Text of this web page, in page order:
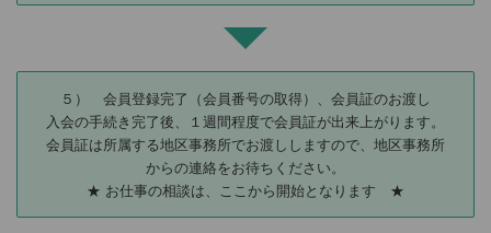
５） 会員登録完了（会員番号の取得）、会員証のお渡し
入会の手続き完了後、１週間程度で会員証が出来上がります。
会員証は所属する地区事務所でお渡ししますので、地区事務所
からの連絡をお待ちください。
★ お仕事の相談は、ここから開始となります ★